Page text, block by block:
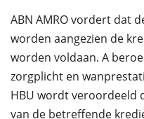
ABN AMRO vordert dat
worden aangezien de
worden voldaan. A
zorgplicht en
HBU wordt veroordeeld
van de betreffende